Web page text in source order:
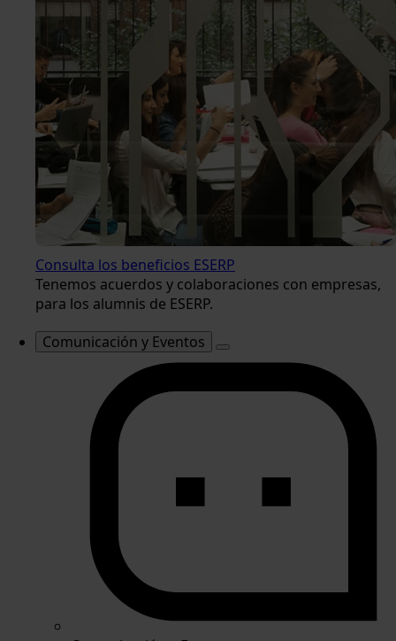
Consulta los beneficios ESERP
Tenemos acuerdos y colaboraciones con empresas,
para los alumnis de ESERP.
Comunicación y Eventos